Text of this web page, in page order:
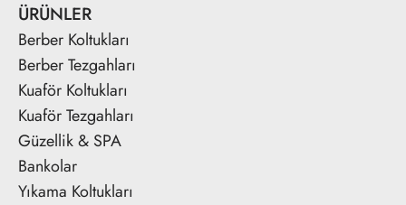
ÜRÜNLER
Berber Koltukları
Berber Tezgahları
Kuaför Koltukları
Kuaför Tezgahları
Güzellik & SPA
Bankolar
Yıkama Koltukları